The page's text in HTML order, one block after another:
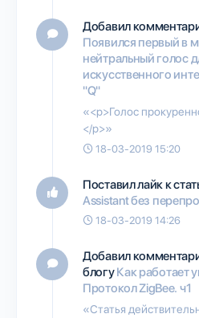
Добавил
Появился первый в
нейтральный голос
искусственного
"Q"
«<p>Голос
</p>»
18-03-2019 15:20
Поставил лайк к
Assistant без
18-03-2019 14:26
Добавил
блогуКак работает
Протокол ZigBee. ч1
«Статья